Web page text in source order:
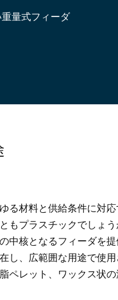
量式フィーダ
る材料と供給条件に対
もプラスチックでしょ
中核となるフィーダを
し、広範囲な用途で使
ペレット、ワックス状